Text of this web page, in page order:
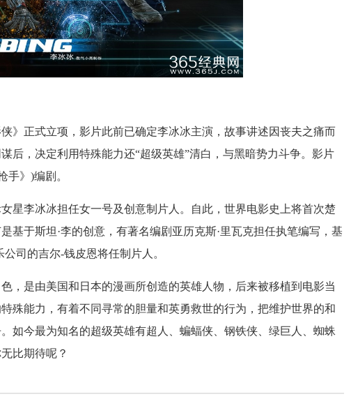
》正式立项，影片此前已确定李冰冰主演，故事讲述因丧夫之痛而
后，决定利用特殊能力还“超级英雄”清白，与黑暗势力斗争。影片
手》)编剧。
星李冰冰担任女一号及创意制片人。自此，世界电影史上将首次楚
基于斯坦·李的创意，有著名编剧亚历克斯·里瓦克担任执笔编写，基
司的吉尔-钱皮恩将任制片人。
，是由美国和日本的漫画所创造的英雄人物，后来被移植到电影当
殊能力，有着不同寻常的胆量和英勇救世的行为，把维护世界的和
如今最为知名的超级英雄有超人、蝙蝠侠、钢铁侠、绿巨人、蜘蛛
比期待呢？